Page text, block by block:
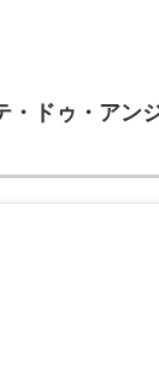
・ドゥ・アン